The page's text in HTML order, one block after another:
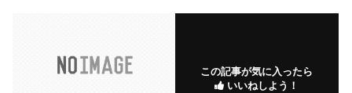
この記事が気に入ったら
いいねしよう！